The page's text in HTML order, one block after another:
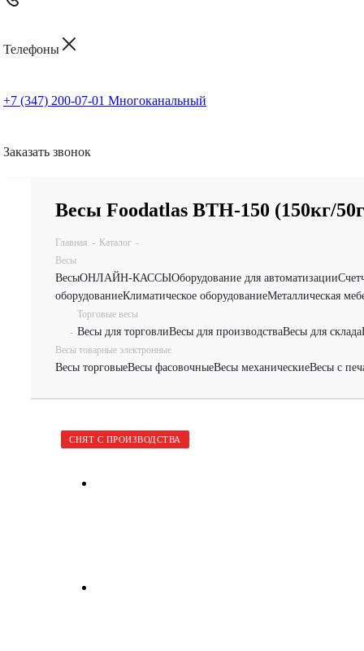
Телефоны
+7 (347) 200-07-01 Многоканальный
Заказать звонок
Весы Foodatlas ВТН-150 (150кг/
Главная - Каталог -
Весы
ВесыОНЛАЙН-КАССЫОборудование для автоматизации
оборудованиеКлиматическое оборудованиеМеталлическая
-
Торговые весы
Весы для торговлиВесы для производстваВесы для склада
Весы товарные электронные
Весы торговыеВесы фасовочныеВесы механическиеВесы с
СНЯТ С ПРОИЗВОДСТВА